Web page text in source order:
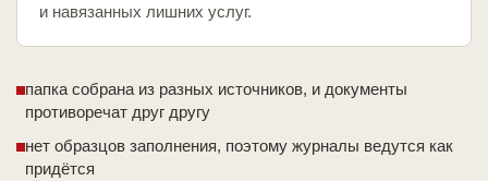
и навязанных лишних услуг.
папка собрана из разных источников, и документы
противоречат друг другу
нет образцов заполнения, поэтому журналы ведутся как
придётся